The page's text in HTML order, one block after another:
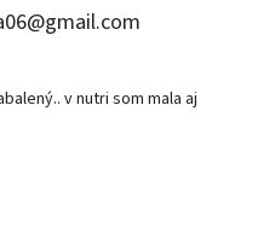
v nutri som mala aj